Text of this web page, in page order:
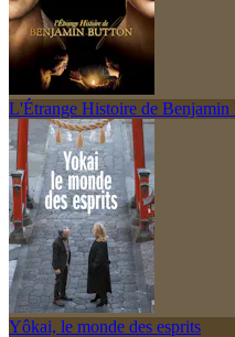
L'Étrange Histoire de Benjamin
Yôkai, le monde des esprits